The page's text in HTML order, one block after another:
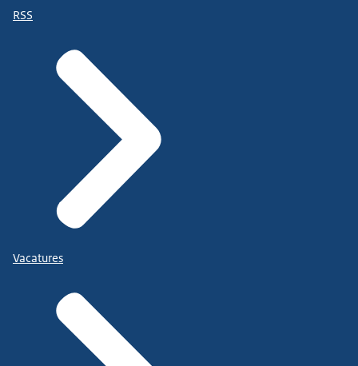
RSS
Vacatures